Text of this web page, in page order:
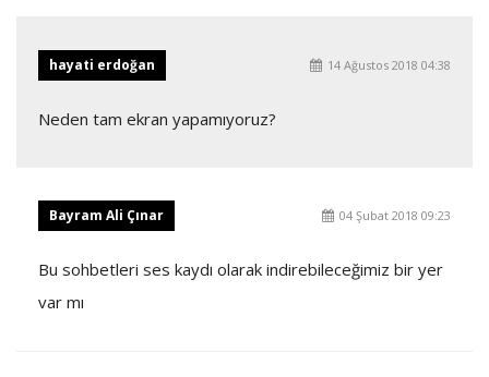
hayati erdoğan 14 Ağustos 2018 04:38
Neden tam ekran yapamıyoruz?
Bayram Ali Çınar 04 Şubat 2018 09:23
Bu sohbetleri ses kaydı olarak indirebileceğimiz bir yer
var mı